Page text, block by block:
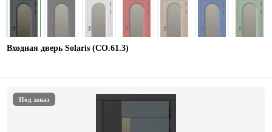
Входная дверь Solaris (СО.61.3)
Под заказ